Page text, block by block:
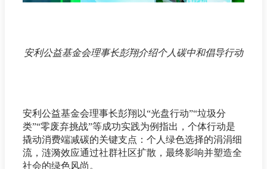
安利公益基金会理事长彭翔介绍个人碳中和倡导行动
安利公益基金会理事长彭翔以“光盘行动”“垃圾分
类”“零废弃挑战”等成功实践为例指出，个体行动是
撬动消费端减碳的关键支点：个人绿色选择的涓涓细
流，涟漪效应通过社群社区扩散，最终影响并塑造全
社会的绿色风尚。